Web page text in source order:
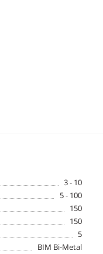
3 - 10
5 - 100
150
150
5
BIM Bi-Metal